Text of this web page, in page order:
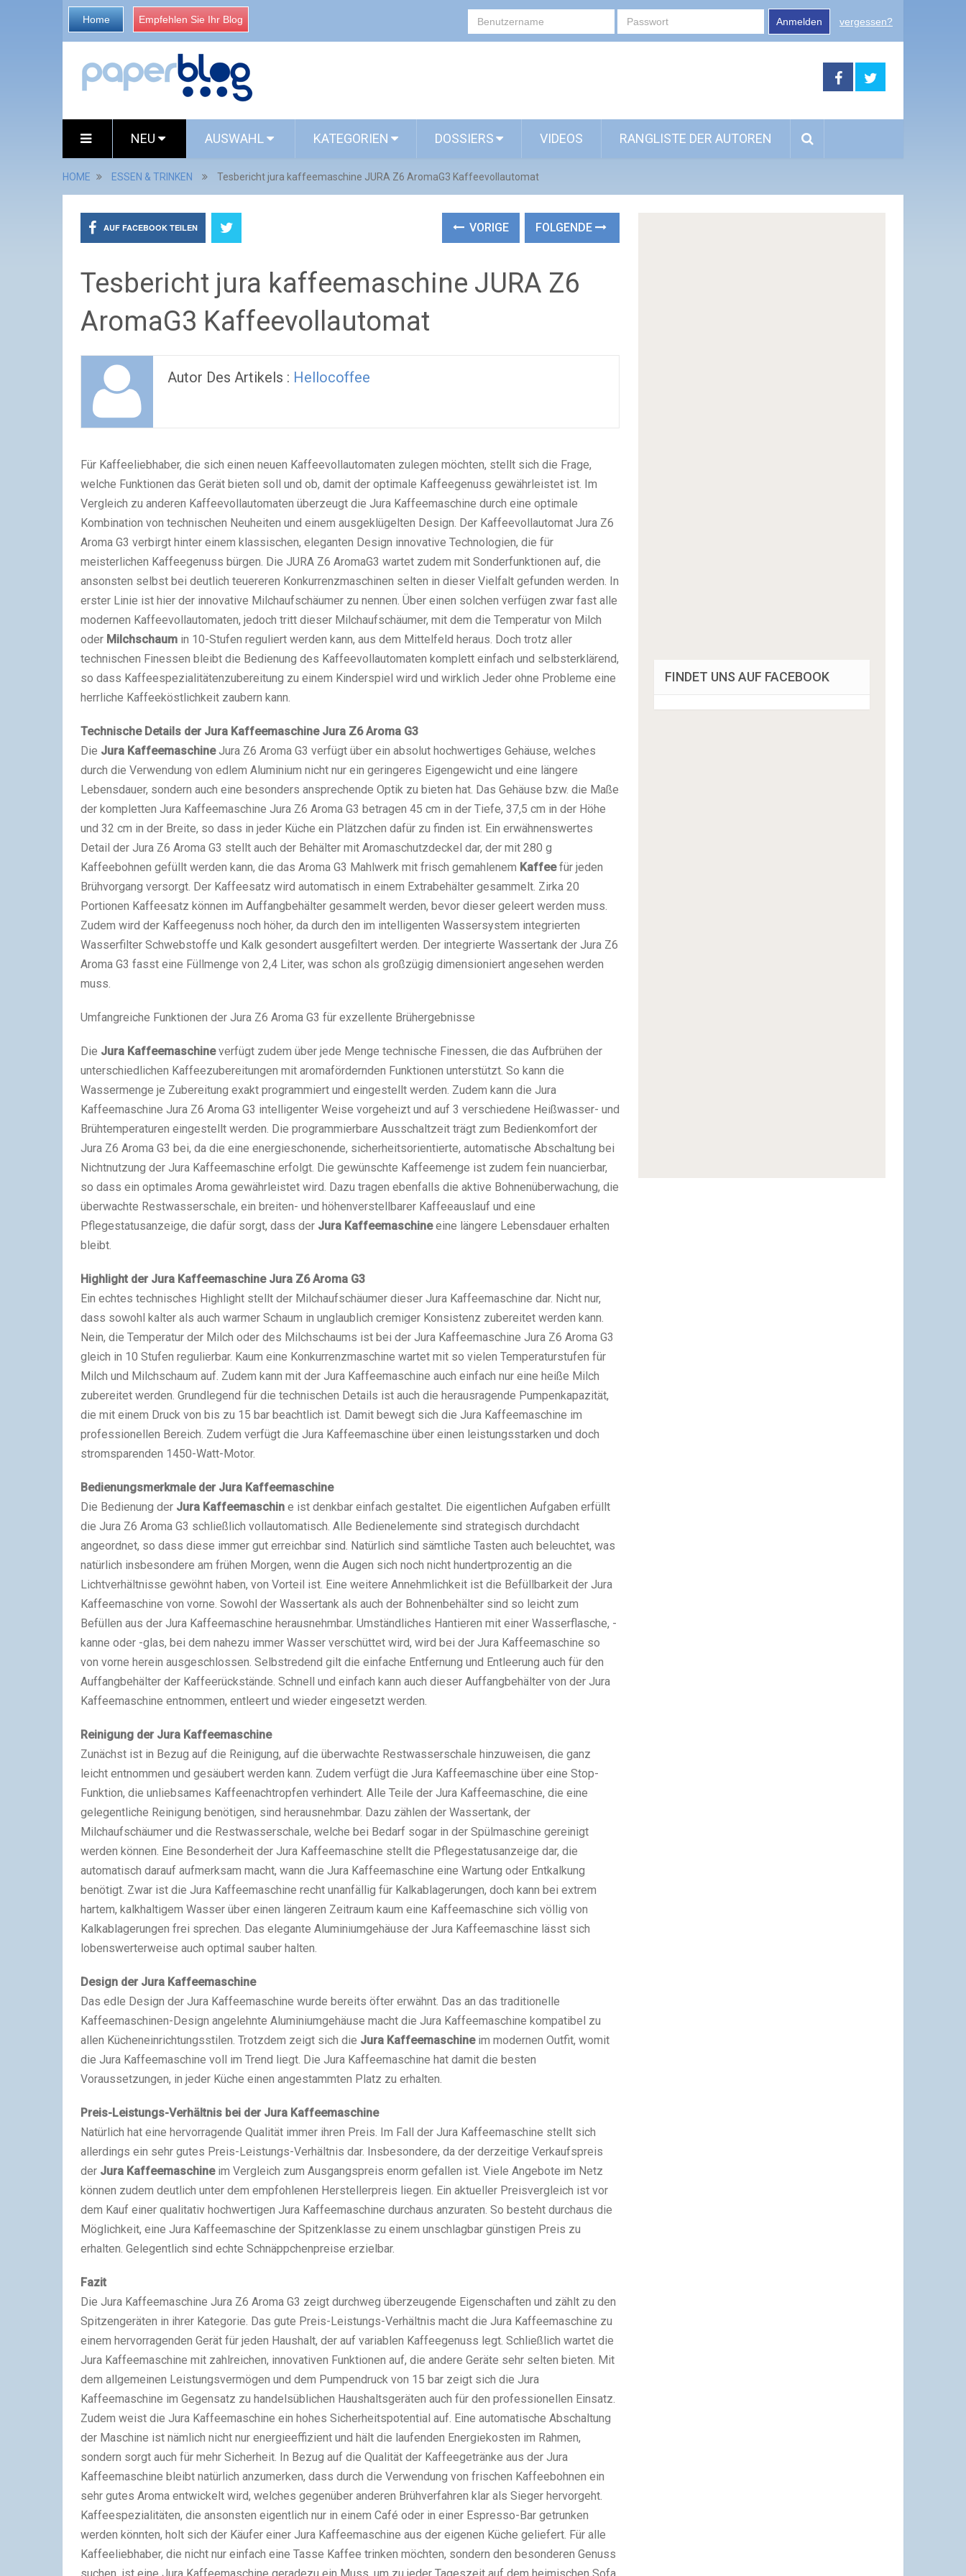
Home Empfehlen Sie Ihr Blog Anmelden vergessen?
NEU AUSWAHL KATEGORIEN DOSSIERS VIDEOS RANGLISTE DER AUTOREN
HOME ESSEN & TRINKEN Tesbericht jura kaffeemaschine JURA Z6 AromaG3 Kaffeevollautomat
AUF FACEBOOK TEILEN VORIGE FOLGENDE
Tesbericht jura kaffeemaschine JURA Z6
AromaG3 Kaffeevollautomat
Autor Des Artikels : Hellocoffee
Für Kaffeeliebhaber, die sich einen neuen Kaffeevollautomaten zulegen möchten, stellt sich die Frage,
welche Funktionen das Gerät bieten soll und ob, damit der optimale Kaffeegenuss gewährleistet ist. Im
Vergleich zu anderen Kaffeevollautomaten überzeugt die Jura Kaffeemaschine durch eine optimale
Kombination von technischen Neuheiten und einem ausgeklügelten Design. Der Kaffeevollautomat Jura Z6
Aroma G3 verbirgt hinter einem klassischen, eleganten Design innovative Technologien, die für
meisterlichen Kaffeegenuss bürgen. Die JURA Z6 AromaG3 wartet zudem mit Sonderfunktionen auf, die
ansonsten selbst bei deutlich teuereren Konkurrenzmaschinen selten in dieser Vielfalt gefunden werden. In
erster Linie ist hier der innovative Milchaufschäumer zu nennen. Über einen solchen verfügen zwar fast alle
modernen Kaffeevollautomaten, jedoch tritt dieser Milchaufschäumer, mit dem die Temperatur von Milch
oder Milchschaum in 10-Stufen reguliert werden kann, aus dem Mittelfeld heraus. Doch trotz aller
technischen Finessen bleibt die Bedienung des Kaffeevollautomaten komplett einfach und selbsterklärend,
so dass Kaffeespezialitätenzubereitung zu einem Kinderspiel wird und wirklich Jeder ohne Probleme eine
herrliche Kaffeeköstlichkeit zaubern kann.
Technische Details der Jura Kaffeemaschine Jura Z6 Aroma G3
Die Jura KaffeemaschineJura Z6 Aroma G3 verfügt über ein absolut hochwertiges Gehäuse, welches
durch die Verwendung von edlem Aluminium nicht nur ein geringeres Eigengewicht und eine längere
Lebensdauer, sondern auch eine besonders ansprechende Optik zu bieten hat. Das Gehäuse bzw. die Maße
der kompletten Jura Kaffeemaschine Jura Z6 Aroma G3 betragen 45 cm in der Tiefe, 37,5 cm in der Höhe
und 32 cm in der Breite, so dass in jeder Küche ein Plätzchen dafür zu finden ist. Ein erwähnenswertes
Detail der Jura Z6 Aroma G3 stellt auch der Behälter mit Aromaschutzdeckel dar, der mit 280 g
Kaffeebohnen gefüllt werden kann, die das Aroma G3 Mahlwerk mit frisch gemahlenem Kaffeefür jeden
Brühvorgang versorgt. Der Kaffeesatz wird automatisch in einem Extrabehälter gesammelt. Zirka 20
Portionen Kaffeesatz können im Auffangbehälter gesammelt werden, bevor dieser geleert werden muss.
Zudem wird der Kaffeegenuss noch höher, da durch den im intelligenten Wassersystem integrierten
Wasserfilter Schwebstoffe und Kalk gesondert ausgefiltert werden. Der integrierte Wassertank der Jura Z6
Aroma G3 fasst eine Füllmenge von 2,4 Liter, was schon als großzügig dimensioniert angesehen werden
muss.
Umfangreiche Funktionen der Jura Z6 Aroma G3 für exzellente Brühergebnisse
Die Jura Kaffeemaschineverfügt zudem über jede Menge technische Finessen, die das Aufbrühen der
unterschiedlichen Kaffeezubereitungen mit aromafördernden Funktionen unterstützt. So kann die
Wassermenge je Zubereitung exakt programmiert und eingestellt werden. Zudem kann die Jura
Kaffeemaschine Jura Z6 Aroma G3 intelligenter Weise vorgeheizt und auf 3 verschiedene Heißwasser- und
Brühtemperaturen eingestellt werden. Die programmierbare Ausschaltzeit trägt zum Bedienkomfort der
Jura Z6 Aroma G3 bei, da die eine energieschonende, sicherheitsorientierte, automatische Abschaltung bei
Nichtnutzung der Jura Kaffeemaschine erfolgt. Die gewünschte Kaffeemenge ist zudem fein nuancierbar,
so dass ein optimales Aroma gewährleistet wird. Dazu tragen ebenfalls die aktive Bohnenüberwachung, die
überwachte Restwasserschale, ein breiten- und höhenverstellbarer Kaffeeauslauf und eine
Pflegestatusanzeige, die dafür sorgt, dass der Jura Kaffeemaschineeine längere Lebensdauer erhalten
bleibt.
Highlight der Jura Kaffeemaschine Jura Z6 Aroma G3
Ein echtes technisches Highlight stellt der Milchaufschäumer dieser Jura Kaffeemaschine dar. Nicht nur,
dass sowohl kalter als auch warmer Schaum in unglaublich cremiger Konsistenz zubereitet werden kann.
Nein, die Temperatur der Milch oder des Milchschaums ist bei der Jura Kaffeemaschine Jura Z6 Aroma G3
gleich in 10 Stufen regulierbar. Kaum eine Konkurrenzmaschine wartet mit so vielen Temperaturstufen für
Milch und Milchschaum auf. Zudem kann mit der Jura Kaffeemaschine auch einfach nur eine heiße Milch
zubereitet werden. Grundlegend für die technischen Details ist auch die herausragende Pumpenkapazität,
die mit einem Druck von bis zu 15 bar beachtlich ist. Damit bewegt sich die Jura Kaffeemaschine im
professionellen Bereich. Zudem verfügt die Jura Kaffeemaschine über einen leistungsstarken und doch
stromsparenden 1450-Watt-Motor.
Bedienungsmerkmale der Jura Kaffeemaschine
Die Bedienung der Jura Kaffeemaschin e ist denkbar einfach gestaltet. Die eigentlichen Aufgaben erfüllt
die Jura Z6 Aroma G3 schließlich vollautomatisch. Alle Bedienelemente sind strategisch durchdacht
angeordnet, so dass diese immer gut erreichbar sind. Natürlich sind sämtliche Tasten auch beleuchtet, was
natürlich insbesondere am frühen Morgen, wenn die Augen sich noch nicht hundertprozentig an die
Lichtverhältnisse gewöhnt haben, von Vorteil ist. Eine weitere Annehmlichkeit ist die Befüllbarkeit der Jura
Kaffeemaschine von vorne. Sowohl der Wassertank als auch der Bohnenbehälter sind so leicht zum
Befüllen aus der Jura Kaffeemaschine herausnehmbar. Umständliches Hantieren mit einer Wasserflasche, -
kanne oder -glas, bei dem nahezu immer Wasser verschüttet wird, wird bei der Jura Kaffeemaschine so
von vorne herein ausgeschlossen. Selbstredend gilt die einfache Entfernung und Entleerung auch für den
Auffangbehälter der Kaffeerückstände. Schnell und einfach kann auch dieser Auffangbehälter von der Jura
Kaffeemaschine entnommen, entleert und wieder eingesetzt werden.
Reinigung der Jura Kaffeemaschine
Zunächst ist in Bezug auf die Reinigung, auf die überwachte Restwasserschale hinzuweisen, die ganz
leicht entnommen und gesäubert werden kann. Zudem verfügt die Jura Kaffeemaschine über eine Stop-
Funktion, die unliebsames Kaffeenachtropfen verhindert. Alle Teile der Jura Kaffeemaschine, die eine
gelegentliche Reinigung benötigen, sind herausnehmbar. Dazu zählen der Wassertank, der
Milchaufschäumer und die Restwasserschale, welche bei Bedarf sogar in der Spülmaschine gereinigt
werden können. Eine Besonderheit der Jura Kaffeemaschine stellt die Pflegestatusanzeige dar, die
automatisch darauf aufmerksam macht, wann die Jura Kaffeemaschine eine Wartung oder Entkalkung
benötigt. Zwar ist die Jura Kaffeemaschine recht unanfällig für Kalkablagerungen, doch kann bei extrem
hartem, kalkhaltigem Wasser über einen längeren Zeitraum kaum eine Kaffeemaschine sich völlig von
Kalkablagerungen frei sprechen. Das elegante Aluminiumgehäuse der Jura Kaffeemaschine lässt sich
lobenswerterweise auch optimal sauber halten.
Design der Jura Kaffeemaschine
Das edle Design der Jura Kaffeemaschine wurde bereits öfter erwähnt. Das an das traditionelle
Kaffeemaschinen-Design angelehnte Aluminiumgehäuse macht die Jura Kaffeemaschine kompatibel zu
allen Kücheneinrichtungsstilen. Trotzdem zeigt sich die Jura Kaffeemaschineim modernen Outfit, womit
die Jura Kaffeemaschine voll im Trend liegt. Die Jura Kaffeemaschine hat damit die besten
Voraussetzungen, in jeder Küche einen angestammten Platz zu erhalten.
Preis-Leistungs-Verhältnis bei der Jura Kaffeemaschine
Natürlich hat eine hervorragende Qualität immer ihren Preis. Im Fall der Jura Kaffeemaschine stellt sich
allerdings ein sehr gutes Preis-Leistungs-Verhältnis dar. Insbesondere, da der derzeitige Verkaufspreis
der Jura Kaffeemaschineim Vergleich zum Ausgangspreis enorm gefallen ist. Viele Angebote im Netz
können zudem deutlich unter dem empfohlenen Herstellerpreis liegen. Ein aktueller Preisvergleich ist vor
dem Kauf einer qualitativ hochwertigen Jura Kaffeemaschine durchaus anzuraten. So besteht durchaus die
Möglichkeit, eine Jura Kaffeemaschine der Spitzenklasse zu einem unschlagbar günstigen Preis zu
erhalten. Gelegentlich sind echte Schnäppchenpreise erzielbar.
Fazit
Die Jura Kaffeemaschine Jura Z6 Aroma G3 zeigt durchweg überzeugende Eigenschaften und zählt zu den
Spitzengeräten in ihrer Kategorie. Das gute Preis-Leistungs-Verhältnis macht die Jura Kaffeemaschine zu
einem hervorragenden Gerät für jeden Haushalt, der auf variablen Kaffeegenuss legt. Schließlich wartet die
Jura Kaffeemaschine mit zahlreichen, innovativen Funktionen auf, die andere Geräte sehr selten bieten. Mit
dem allgemeinen Leistungsvermögen und dem Pumpendruck von 15 bar zeigt sich die Jura
Kaffeemaschine im Gegensatz zu handelsüblichen Haushaltsgeräten auch für den professionellen Einsatz.
Zudem weist die Jura Kaffeemaschine ein hohes Sicherheitspotential auf. Eine automatische Abschaltung
der Maschine ist nämlich nicht nur energieeffizient und hält die laufenden Energiekosten im Rahmen,
sondern sorgt auch für mehr Sicherheit. In Bezug auf die Qualität der Kaffeegetränke aus der Jura
Kaffeemaschine bleibt natürlich anzumerken, dass durch die Verwendung von frischen Kaffeebohnen ein
sehr gutes Aroma entwickelt wird, welches gegenüber anderen Brühverfahren klar als Sieger hervorgeht.
Kaffeespezialitäten, die ansonsten eigentlich nur in einem Café oder in einer Espresso-Bar getrunken
werden könnten, holt sich der Käufer einer Jura Kaffeemaschine aus der eigenen Küche geliefert. Für alle
Kaffeeliebhaber, die nicht nur einfach eine Tasse Kaffee trinken möchten, sondern den besonderen Genuss
FINDET UNS AUF FACEBOOK